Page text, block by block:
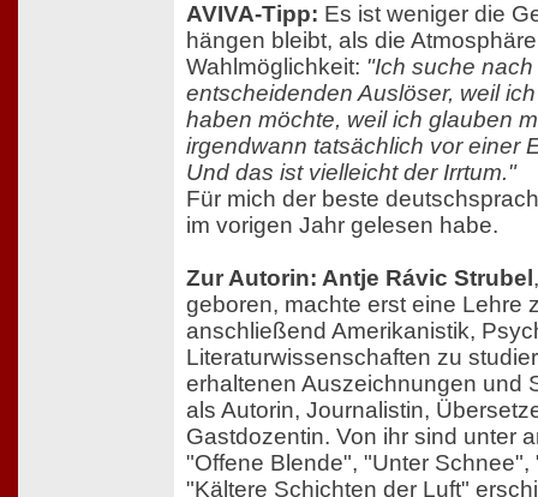
AVIVA-Tipp: Es ist weniger die
hängen bleibt, als die
Wahlmöglichkeit: "Ich suche
entscheidenden Auslöser, weil
haben möchte, weil ich glauben
irgendwann tatsächlich vor einer
Und das ist vielleicht der Irrtum."
Für mich der beste
im vorigen Jahr gelesen habe.
Zur Autorin: Antje Rávic Strubel
geboren, machte erst eine Lehre
anschließend Amerikanistik,
Literaturwissenschaften zu
erhaltenen Auszeichnungen und
als Autorin, Journalistin,
Gastdozentin. Von ihr sind unter
"Offene Blende", "Unter
"Kältere Schichten der Luft"